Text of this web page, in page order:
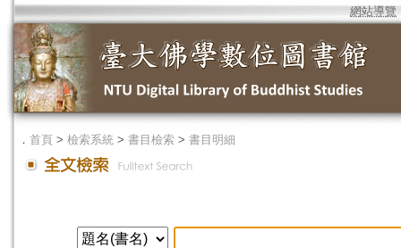
網站導覽
． 首頁 > 檢索系統 > 書目檢索 > 書目明細